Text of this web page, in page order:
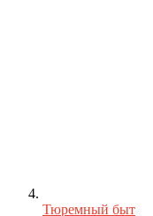
Тюремный быт